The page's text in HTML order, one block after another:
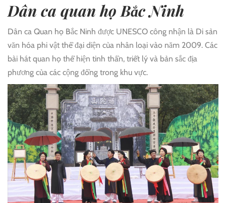
Dân ca quan họ Bắc Ninh
Dân ca Quan họ Bắc Ninh được UNESCO công nhận là Di sản
văn hóa phi vật thể đại diện của nhân loại vào năm 2009. Các
bài hát quan họ thể hiện tinh thần, triết lý và bản sắc địa
phương của các cộng đồng trong khu vực.